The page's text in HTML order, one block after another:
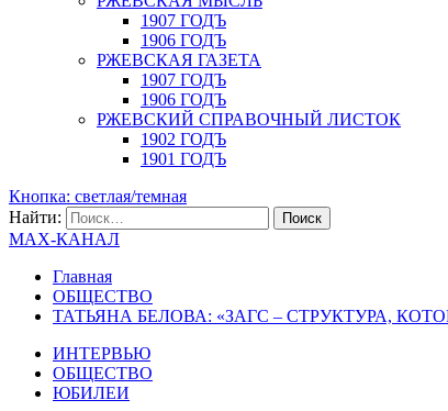
1907 ГОДЪ
1906 ГОДЪ
РЖЕВСКАЯ ГАЗЕТА
1907 ГОДЪ
1906 ГОДЪ
РЖЕВСКИЙ СПРАВОЧНЫЙ ЛИСТОК
1902 ГОДЪ
1901 ГОДЪ
Кнопка: светлая/темная
Найти:
MAX-КАНАЛ
Главная
ОБЩЕСТВО
ТАТЬЯНА БЕЛОВА: «ЗАГС – СТРУКТУРА,
ИНТЕРВЬЮ
ОБЩЕСТВО
ЮБИЛЕИ